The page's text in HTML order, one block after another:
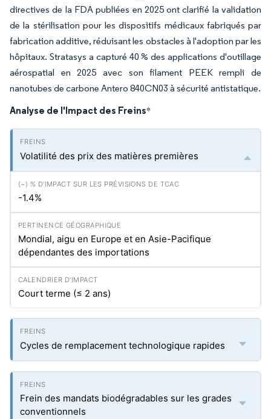
directives de la FDA publiées en 2025 ont clarifié la validation
de la stérilisation pour les dispositifs médicaux fabriqués par
fabrication additive, réduisant les obstacles à l'adoption par les
hôpitaux. Stratasys a capturé 40 % des applications d'outillage
aérospatial en 2025 avec son filament PEEK rempli de
nanotubes de carbone Antero 840CN03 à sécurité antistatique.
Analyse de l'Impact des Freins*
Volatilité des prix des matières premières
-1.4%
Mondial, aigu en Europe et en Asie-Pacifique
dépendantes des importations
Court terme (≤ 2 ans)
Cycles de remplacement technologique rapides
Frein des mandats biodégradables sur les grades
conventionnels